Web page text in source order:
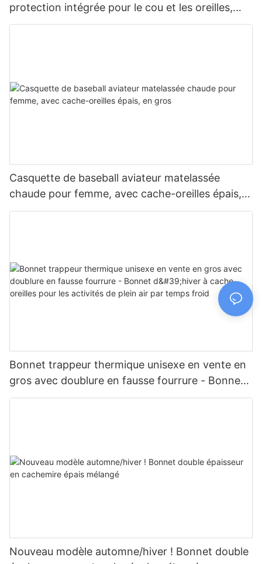
protection intégrée pour le cou et les oreilles,
vendu en gros.
Casquette de baseball aviateur matelassée
chaude pour femme, avec cache-oreilles épais,
en gros
Bonnet trappeur thermique unisexe en vente en
gros avec doublure en fausse fourrure - Bonnet
d'hiver à cache-oreilles pour les activités de plein
Nouveau modèle automne/hiver ! Bonnet double